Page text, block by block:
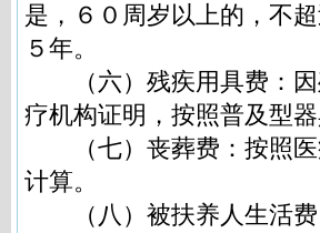
是，６０周岁以上的，不
５年。
（六）残疾用具费：因
疗机构证明，按照普及型器
（七）丧葬费：按照医
计算。
（八）被扶养人生活费